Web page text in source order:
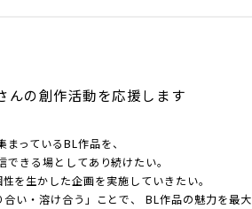
んの創作活動を応援します
っているBL作品を、
きる場としてあり続けたい。
を生かした企画を実施していきたい。
い・溶け合う」ことで、 BL作品の魅力を最大